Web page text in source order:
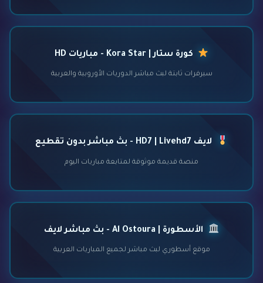
كورة ستار | Kora Star - مباريات HD
سيرفرات ثابتة لبث مباشر الدوريات الأوروبية والعربية
لايف HD7 | Livehd7 - بث مباشر بدون تقطيع
منصة قديمة موثوقة لمتابعة مباريات اليوم
الأسطورة | Al Ostoura - بث مباشر لايف
موقع أسطوري لبث مباشر لجميع المباريات العربية